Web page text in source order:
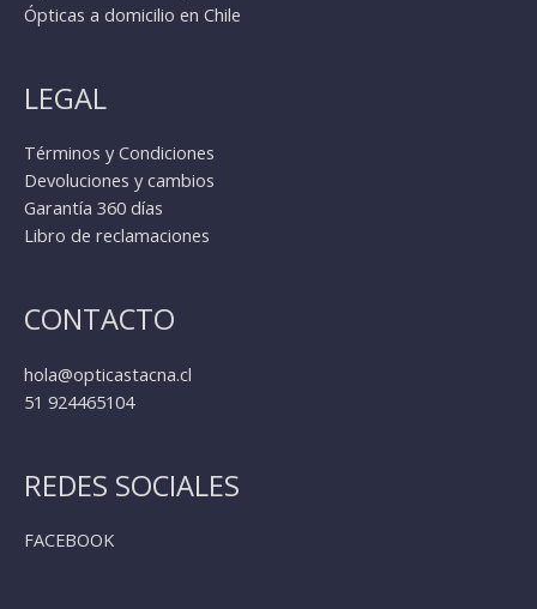
Ópticas a domicilio en Chile
LEGAL
Términos y Condiciones
Devoluciones y cambios
Garantía 360 días
Libro de reclamaciones
CONTACTO
hola@opticastacna.cl
51 924465104
REDES SOCIALES
FACEBOOK